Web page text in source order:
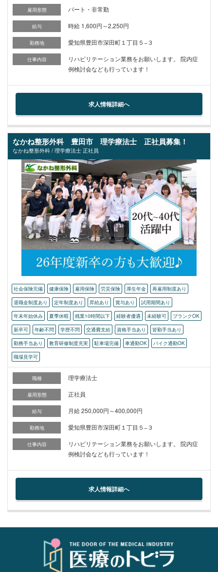
雇用形態 パート・非常勤
給与 時給 1,600円～2,250円
勤務地 愛知県豊田市深田町１丁目５−３
仕事内容
リハビリテーション業務をお願いします。 院内症
例検討会なども行っています！
求人情報詳細へ
なかね整形外科 豊田市 理学療法士 正社員募集！
なかね整形外科 / 理学療法士 正社員
社会保険完備 健康保険 雇用保険 労災保険 厚生年金
再雇用制度あり
退職金制度あり
定年制度あり 昇給あり 賞与あり
試用期間あり
年末年始休み
夏季休暇 残業10時間以下 経験者優遇 未経験可
ブランクOK
新卒可
年齢不問 学歴不問 交通費支給 資格手当あり
皆勤手当あり
勤務手当あり
教育研修制度充実 駐車場完備 車通勤OK
バイク通勤OK
職場見学可
職種 理学療法士
雇用形態 正社員
給与 月給 250,000円～400,000円
勤務地 愛知県豊田市深田町１丁目５−３
仕事内容
リハビリテーション業務をお願いします。 院内症
例検討会なども行っています！
求人情報詳細へ